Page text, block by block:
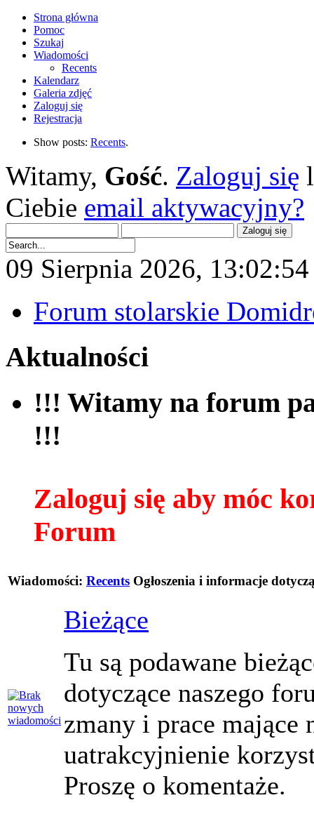
Strona główna
Pomoc
Szukaj
Wiadomości
Recents
Kalendarz
Galeria zdjęć
Zaloguj się
Rejestracja
Show posts: Recents.
Witamy, Gość. Zaloguj się
Ciebie email aktywacyjny?
09 Sierpnia 2026,
Forum stolarskie
Aktualności
!!! Witamy na forum
!!!
Zaloguj się aby móc
Forum
Wiadomości: Recents Ogłoszenia i informacje
Bieżące
Tu są podawane
dotyczące naszego
zmany i prace mające
uatrakcyjnienie
Proszę o komentaże.